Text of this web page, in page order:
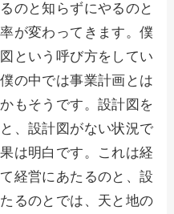
のと知らずにやるのと
が変わってきます。僕
という呼び方をしてい
の中では事業計画とは
もそうです。設計図を
、設計図がない状況で
は明白です。これは経
経営にあたるのと、設
るのとでは、天と地の